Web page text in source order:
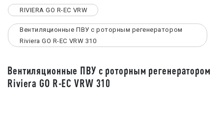
RIVIERA GO R-EC VRW
Вентиляционные ПВУ с роторным регенератором
Riviera GO R-EC VRW 310
Вентиляционные ПВУ с роторным регенератором
Riviera GO R-EC VRW 310